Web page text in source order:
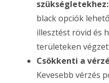
szükségletekhez:
black opciók
illesztést rövid és
területeken
Csökkenti a
Kevesebb vérzés